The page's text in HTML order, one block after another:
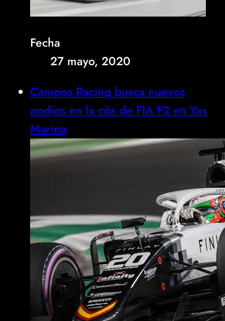
Fecha
27 mayo, 2020
Campos Racing busca nuevos
podios en la cita de FIA F2 en Yas
Marina